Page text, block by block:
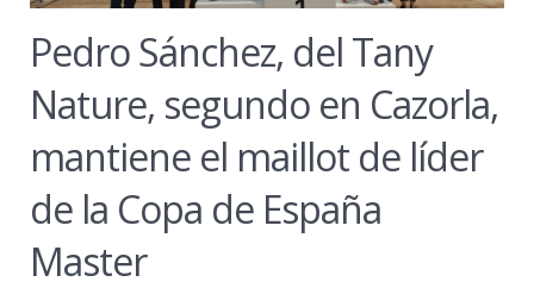
Pedro Sánchez, del Tany
Nature, segundo en Cazorla,
mantiene el maillot de líder
de la Copa de España
Master